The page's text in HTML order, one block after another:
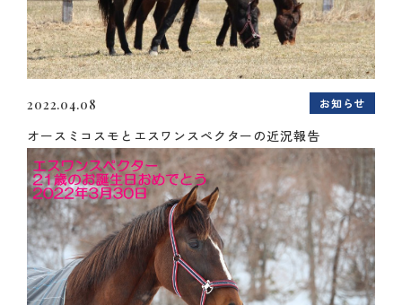
2022.04.08 お知らせ
オースミコスモとエスワンスペクターの近況報告